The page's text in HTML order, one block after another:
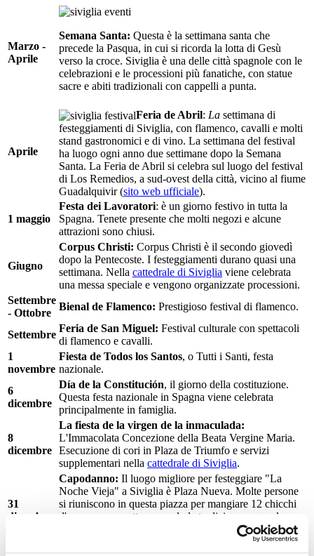
Marzo -
Aprile
Semana Santa: Questa è la settimana santa che
precede la Pasqua, in cui si ricorda la lotta di Gesù
verso la croce. Siviglia è una delle città spagnole con le
celebrazioni e le processioni più fanatiche, con statue
sacre e abiti tradizionali con cappelli a punta.
Aprile
Feria de Abril: La settimana di
festeggiamenti di Siviglia, con flamenco, cavalli e molti
stand gastronomici e di vino. La settimana del festival
ha luogo ogni anno due settimane dopo la Semana
Santa. La Feria de Abril si celebra sul luogo del festival
di Los Remedios, a sud-ovest della città, vicino al fiume
Guadalquivir (sito web ufficiale).
1 maggio
Festa dei Lavoratori: è un giorno festivo in tutta la
Spagna. Tenete presente che molti negozi e alcune
attrazioni sono chiusi.
Giugno
Corpus Christi: Corpus Christi è il secondo giovedì
dopo la Pentecoste. I festeggiamenti durano quasi una
settimana. Nella cattedrale di Siviglia viene celebrata
una messa speciale e vengono organizzate processioni.
Settembre
- Ottobre
Bienal de Flamenco: Prestigioso festival di flamenco.
Settembre
Feria de San Miguel: Festival culturale con spettacoli
di flamenco e cavalli.
1
novembre
Fiesta de Todos los Santos, o Tutti i Santi, festa
nazionale.
6
dicembre
Día de la Constitución, il giorno della costituzione.
Questa festa nazionale in Spagna viene celebrata
principalmente in famiglia.
8
dicembre
La fiesta de la virgen de la inmaculada:
L'Immacolata Concezione della Beata Vergine Maria.
Esecuzione di cori in Plaza de Triumfo e servizi
supplementari nella cattedrale di Siviglia.
31
dicembre
Capodanno: Il luogo migliore per festeggiare "La
Noche Vieja" a Siviglia è Plaza Nueva. Molte persone
si riuniscono in questa piazza per mangiare 12 chicchi
d'uva a mezzanotte, secondo la tradizione spagnola, uno
per ogni rintocco di campana. Si tratta di un'azione di